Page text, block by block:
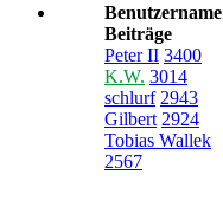
Benutzername
Beiträge
Peter II 3400
K.W. 3014
schlurf 2943
Gilbert 2924
Tobias Wallek
2567